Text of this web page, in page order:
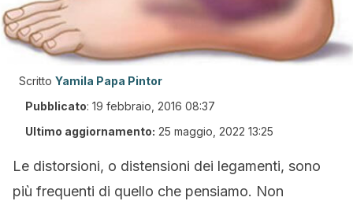
Scritto Yamila Papa Pintor
Pubblicato: 19 febbraio, 2016 08:37
Ultimo aggiornamento: 25 maggio, 2022 13:25
Le distorsioni, o distensioni dei legamenti, sono
più frequenti di quello che pensiamo. Non